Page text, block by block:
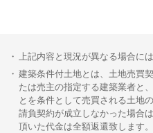
上記内容と現況が異なる場合に
建築条件付土地とは、土地売買
たは売主の指定する建築業者と
とを条件として売買される土地
請負契約が成立しなかった場合
頂いた代金は全額返還致します。